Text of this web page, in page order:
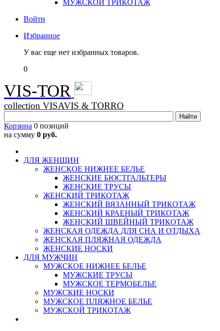
МУЖСКОЙ ТРИКОТАЖ
Войти
Избранное
У вас еще нет избранных товаров.
0
VIS-TOR
collection VISAVIS & TORRO
Корзина 0 позиций
на сумму 0 руб.
ДЛЯ ЖЕНЩИН
ЖЕНСКОЕ НИЖНЕЕ БЕЛЬЕ
ЖЕНСКИЕ БЮСТГАЛЬТЕРЫ
ЖЕНСКИЕ ТРУСЫ
ЖЕНСКИЙ ТРИКОТАЖ
ЖЕНСКИЙ ВЯЗАННЫЙ ТРИКОТАЖ
ЖЕНСКИЙ КРАЕНЫЙ ТРИКОТАЖ
ЖЕНСКИЙ ШВЕЙНЫЙ ТРИКОТАЖ
ЖЕНСКАЯ ОДЕЖДА ДЛЯ СНА И ОТДЫХА
ЖЕНСКАЯ ПЛЯЖНАЯ ОДЕЖДА
ЖЕНСКИЕ НОСКИ
ДЛЯ МУЖЧИН
МУЖСКОЕ НИЖНЕЕ БЕЛЬЕ
МУЖСКИЕ ТРУСЫ
МУЖСКОЕ ТЕРМОБЕЛЬЕ
МУЖСКИЕ НОСКИ
МУЖСКОЕ ПЛЯЖНОЕ БЕЛЬЕ
МУЖСКОЙ ТРИКОТАЖ